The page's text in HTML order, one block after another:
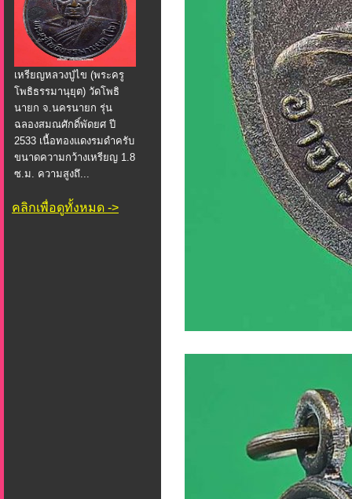
เหรียญหลวงปู่ไข (พระครู
โพธิธรรมานุยุต) วัดโพธิ
นายก จ.นครนายก รุ่น
ฉลองสมณศักดิ์พัดยศ ปี
2533 เนื้อทองแดงรมดำครับ
ขนาดความกว้างเหรียญ 1.8
ซ.ม. ความสูงถึ...
คลิกเพื่อดูทั้งหมด ->